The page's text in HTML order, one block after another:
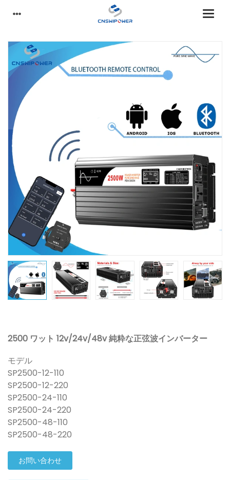
2500 ワット 12v/24v/48v 純粋な正弦波インバーター
モデル
SP2500-12-110
SP2500-12-220
SP2500-24-110
SP2500-24-220
SP2500-48-110
SP2500-48-220
お問い合わせ